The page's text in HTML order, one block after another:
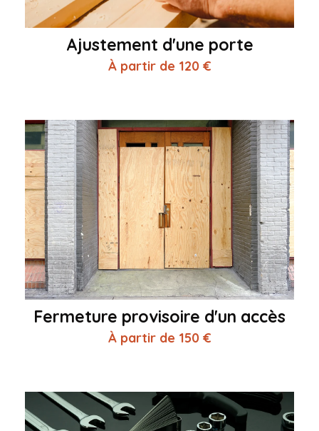
Ajustement d'une porte
À partir de 120 €
Fermeture provisoire d'un accès
À partir de 150 €